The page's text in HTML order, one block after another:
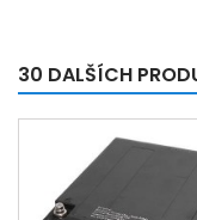
30 DALŠÍCH